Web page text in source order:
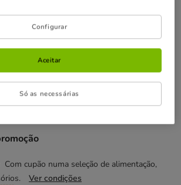
Com cupão numa seleção de alimentação,
Ver condições
Configurar
Só as necessárias
Aceitar